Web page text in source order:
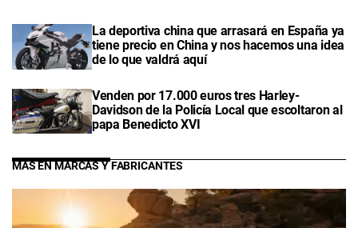
La deportiva china que arrasará en España ya
tiene precio en China y nos hacemos una idea
de lo que valdrá aquí
Venden por 17.000 euros tres Harley-
Davidson de la Policía Local que escoltaron al
papa Benedicto XVI
MÁS EN MARCAS Y FABRICANTES